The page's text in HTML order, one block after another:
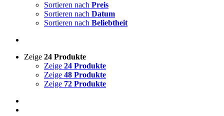
Sortieren nach Preis
Sortieren nach Datum
Sortieren nach Beliebtheit
Zeige 24 Produkte
Zeige 24 Produkte
Zeige 48 Produkte
Zeige 72 Produkte